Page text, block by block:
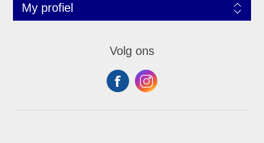
My profiel
Volg ons